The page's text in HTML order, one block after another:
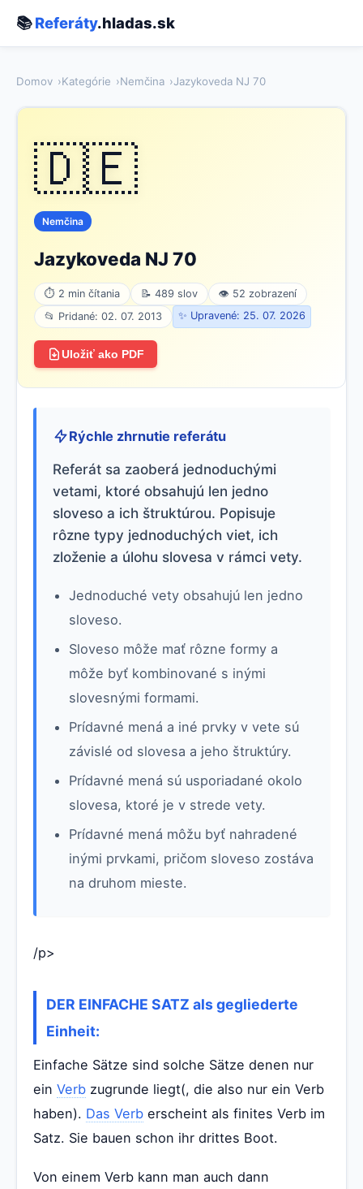
📚Referáty.hladas.sk
Domov Kategórie Nemčina Jazykoveda NJ 70
🇩🇪
Nemčina
Jazykoveda NJ 70
⏱ 2 min čítania 📝 489 slov
👁 52 zobrazení
📂 Pridané: 02. 07. 2013
✨ Upravené: 25. 07. 2026
Uložiť ako PDF
Rýchle zhrnutie referátu
Referát sa zaoberá jednoduchými
vetami, ktoré obsahujú len jedno
sloveso a ich štruktúrou. Popisuje
rôzne typy jednoduchých viet, ich
zloženie a úlohu slovesa v rámci vety.
Jednoduché vety obsahujú len jedno
sloveso.
Sloveso môže mať rôzne formy a
môže byť kombinované s inými
slovesnými formami.
Prídavné mená a iné prvky v vete sú
závislé od slovesa a jeho štruktúry.
Prídavné mená sú usporiadané okolo
slovesa, ktoré je v strede vety.
Prídavné mená môžu byť nahradené
inými prvkami, pričom sloveso zostáva
na druhom mieste.
/p>
DER EINFACHE SATZ als gegliederte
Einheit:
Einfache Sätze sind solche Sätze denen nur
ein Verb zugrunde liegt(, die also nur ein Verb
haben). Das Verb erscheint als finites Verb im
Satz. Sie bauen schon ihr drittes Boot.
Von einem Verb kann man auch dann